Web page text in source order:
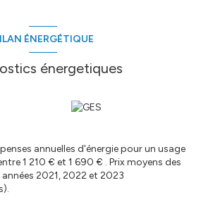
d’une pompe à chaleur air/eau,
à bois, assurant une chaleur douce et
auxquels ce bien est exposé sont
ÉNERGÉTIQUE
énergetiques
annuelles d'énergie pour un usage
1 210 € et 1 690 € . Prix moyens des
années 2021, 2022 et 2023